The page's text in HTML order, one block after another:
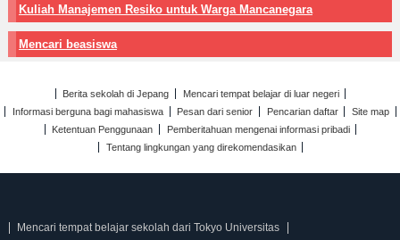
Kuliah Manajemen Resiko untuk Warga Mancanegara
Mencari beasiswa
Berita sekolah di Jepang
Mencari tempat belajar di luar negeri
Informasi berguna bagi mahasiswa
Pesan dari senior Pencarian daftar
Site map
Ketentuan Penggunaan
Pemberitahuan mengenai informasi pribadi
Tentang lingkungan yang direkomendasikan
Mencari tempat belajar sekolah dari Tokyo Universitas